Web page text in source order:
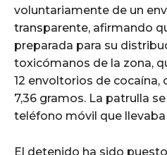
voluntariamente de un
transparente, afirmando
preparada para su
toxicómanos de la zona,
12 envoltorios de
7,36 gramos. La patrulla
teléfono móvil que llevaba
El detenido ha sido